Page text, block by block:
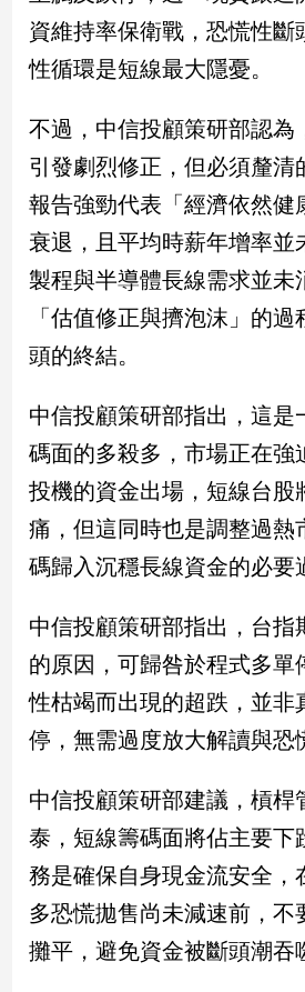
建
室
設
計
旅
遊/
美
食
星
座/
理
費
健
康/
親
子/
感
情
術
文
創
／
電
推
薦
科
技/
遊
戲
運
資維持率保衛戰，恐慌性斷
性循環是短線最大隱憂。
不過，中信投顧策研部認為
引發劇烈修正，但必須釐清
報告強勁代表「經濟依然健
衰退，且平均時薪年增率並
製程與半導體長線需求並未
「估值修正與擠泡沫」的
頭的終結。
中信投顧策研部指出，這是
碼面的多殺多，市場正在強
投機的資金出場，短線台股
痛，但這同時也是調整過熱
碼歸入沉穩長線資金的必要
中信投顧策研部指出，台指
的原因，可歸咎於程式多單
性枯竭而出現的超跌，並非
停，無需過度放大解讀與恐
中信投顧策研部建議，槓桿
泰，短線籌碼面將佔主要下
務是確保自身現金流安全，
多恐慌拋售尚未減速前，不
攤平，避免資金被斷頭潮吞